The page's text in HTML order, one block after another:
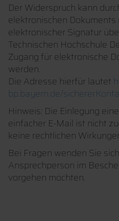
Der Widerspruch kann
elektronischen
elektronischer Signatur
Technischen Hochschule
Zugang für elektronische
werden.
Die Adresse hierfür lautet
bp.bayern.de/
Hinweis: Die Einlegung
einfacher E-Mail ist nicht
keine rechtlichen
Bei Fragen wenden Sie
Ansprechperson im
vorgehen möchten.